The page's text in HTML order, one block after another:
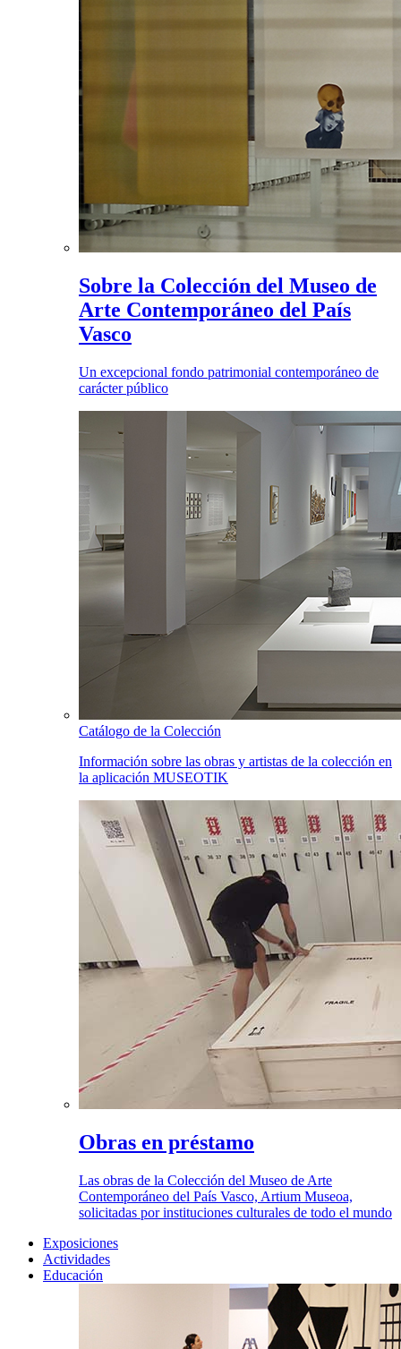
Sobre la Colección del Museo de
Arte Contemporáneo del País
Vasco
Un excepcional fondo patrimonial contemporáneo de
carácter público
Catálogo de la Colección
Información sobre las obras y artistas de la colección en
la aplicación MUSEOTIK
Obras en préstamo
Las obras de la Colección del Museo de Arte
Contemporáneo del País Vasco, Artium Museoa,
solicitadas por instituciones culturales de todo el mundo
Exposiciones
Actividades
Educación